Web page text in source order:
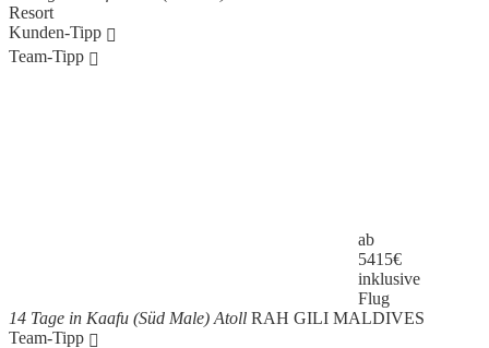
Resort
Kunden-Tipp
Team-Tipp
ab
5415€
inklusive
Flug
14 Tage in Kaafu (Süd Male) Atoll RAH GILI MALDIVES
Team-Tipp